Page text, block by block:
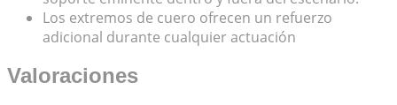
Los extremos de cuero ofrecen un refuerzo
adicional durante cualquier actuación
Valoraciones